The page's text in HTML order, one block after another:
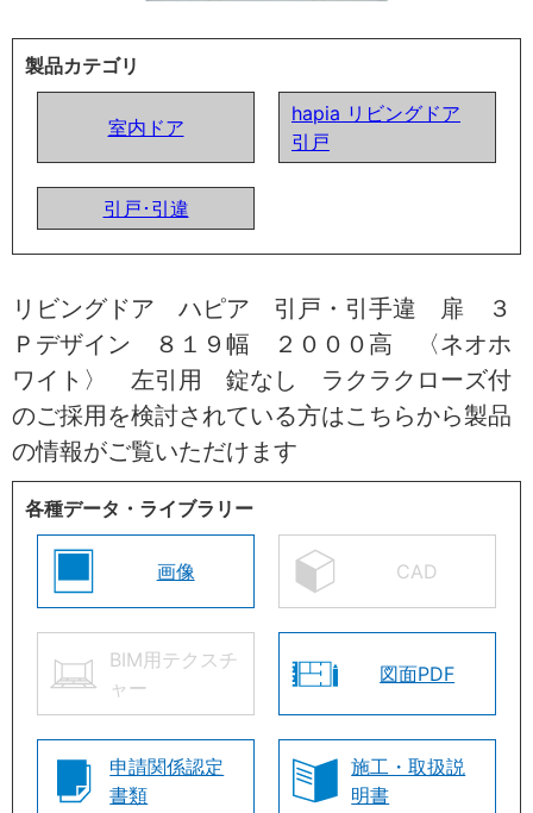
製品カテゴリ
室内ドア
hapia リビングドア
引戸
引戸･引違
リビングドア ハピア 引戸・引手違 扉 ３
Ｐデザイン ８１９幅 ２０００高 〈ネオホ
ワイト〉 左引用 錠なし ラクラクローズ付
のご採用を検討されている方はこちらから製品
の情報がご覧いただけます
各種データ・ライブラリー
画像 CAD
BIM用テクスチ
ャー
図面PDF
申請関係認定
書類
施工・取扱説
明書